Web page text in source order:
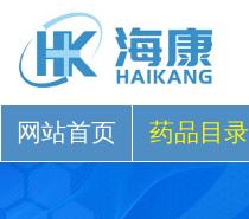
网站首页 药品目录